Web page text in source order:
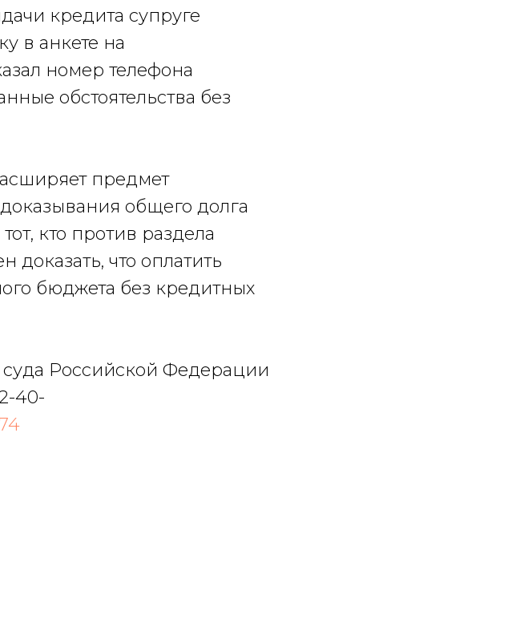
кредита супруге
в анкете на
номер телефона
обстоятельства без
предмет
общего долга
кто против раздела
доказать, что оплатить
бюджета без кредитных
Российской Федерации
40-